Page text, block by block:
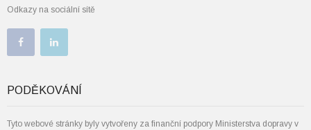
Odkazy na sociální sítě
PODĚKOVÁNÍ
Tyto webové stránky byly vytvořeny za finanční podpory Ministerstva dopravy v